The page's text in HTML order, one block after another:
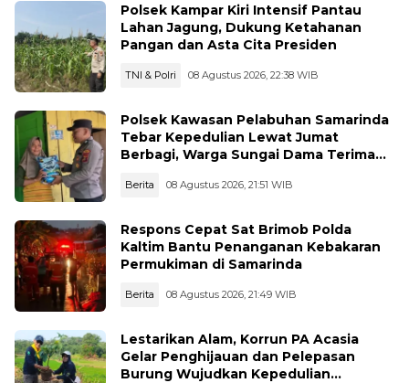
Polsek Kampar Kiri Intensif Pantau
Lahan Jagung, Dukung Ketahanan
Pangan dan Asta Cita Presiden
TNI & Polri 08 Agustus 2026, 22:38 WIB
Polsek Kawasan Pelabuhan Samarinda
Tebar Kepedulian Lewat Jumat
Berbagi, Warga Sungai Dama Terima
Berita 08 Agustus 2026, 21:51 WIB
Respons Cepat Sat Brimob Polda
Kaltim Bantu Penanganan Kebakaran
Permukiman di Samarinda
Berita 08 Agustus 2026, 21:49 WIB
Lestarikan Alam, Korrun PA Acasia
Gelar Penghijauan dan Pelepasan
Burung Wujudkan Kepedulian